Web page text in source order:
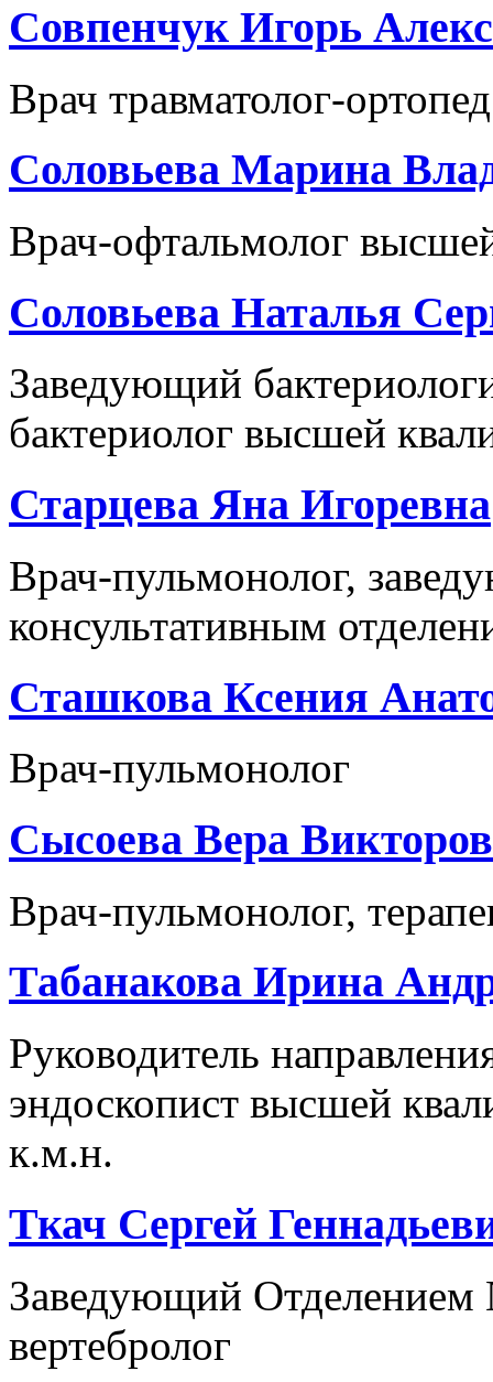
Совпенчук Игорь
Врач травматолог-ортопед
Соловьева Марина
Врач-офтальмолог
Соловьева Наталья
Заведующий
бактериолог высшей
Старцева Яна Игоревна
Врач-пульмонолог,
консультативным
Сташкова Ксения
Врач-пульмонолог
Сысоева Вера
Врач-пульмонолог,
Табанакова Ирина
Руководитель
эндоскопист высшей
к.м.н.
Ткач Сергей
Заведующий Отделением
вертебролог